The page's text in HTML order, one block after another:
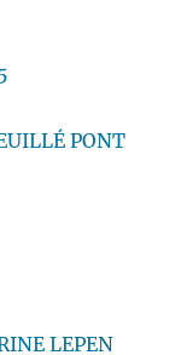
PONT
LEPEN